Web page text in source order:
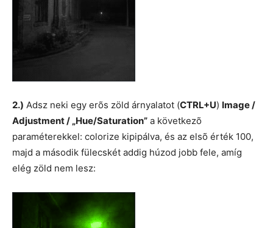
2.) Adsz neki egy erõs zöld árnyalatot (CTRL+U) Image /
Adjustment / „Hue/Saturation” a következõ
paraméterekkel: colorize kipipálva, és az elsõ érték 100,
majd a második fülecskét addig húzod jobb fele, amíg
elég zöld nem lesz: